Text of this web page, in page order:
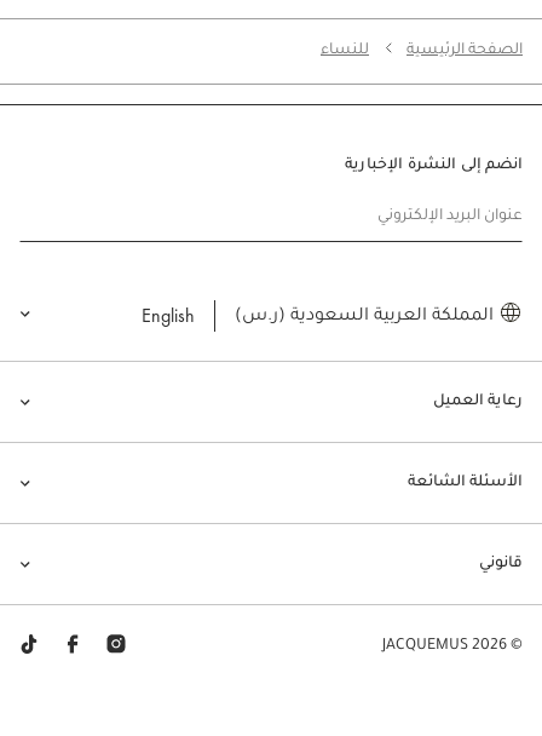
الصفحة الرئيسية للنساء
رعاية العميل
الأسئلة الشائعة
قانوني
انضم إلى النشرة الإخبارية
عنوان البريد الإلكتروني
المملكة العربية السعودية (ر.س) English
© JACQUEMUS 2026